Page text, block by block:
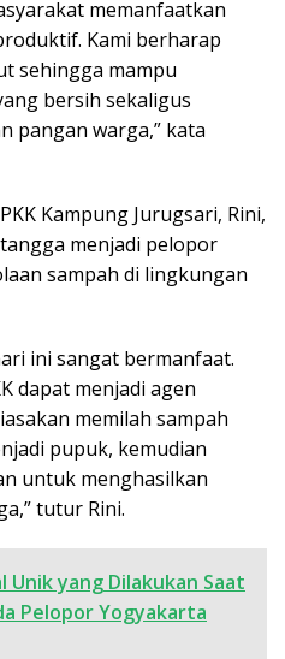
memanfaatkan
Kami berharap
sehingga mampu
bersih sekaligus
pangan warga,” kata
Kampung Jurugsari, Rini,
menjadi pelopor
sampah di lingkungan
ini sangat bermanfaat.
dapat menjadi agen
memilah sampah
pupuk, kemudian
untuk menghasilkan
tutur Rini.
Unik yang Dilakukan Saat
Pelopor Yogyakarta